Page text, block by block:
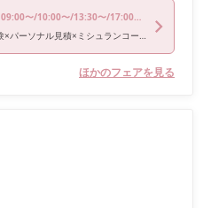
09:00〜/10:00〜/13:30〜/17:00〜/18:00〜
【150万特典】感動体験×パーソナル見積×ミシュランコース3万円
ほかのフェアを見る